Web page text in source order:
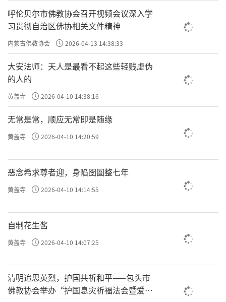
二〇一〇年二月，传印长老八十三岁。在中国
佛教协会第八次全国代表会议上，他当选为会
长。耄耋之年，担此重任，于他而言，无疑是
一种挑战。但他没有推辞——法脉相承，唯有以
身心奉尘刹。而这段出任中国佛教协会会长的
历史片段，则在《京城荷担》中化作沉稳而深
远的旋律，呈现出一位长者“以身荷法”的责
呼伦贝尔市佛教协会召开视频会议深入学
习贯彻自治区佛协相关文件精神
内蒙古佛教协会 2026-04-13 14:38:33
大安法师：天人是最看不起这些轻贱虚伪
的人的
黄盖寺 2026-04-10 14:38:16
无常是常，顺应无常即是随缘
黄盖寺 2026-04-10 14:20:59
恶念希求尊者迎，身陷囹圄整七年
黄盖寺 2026-04-10 14:14:55
自制花生酱
黄盖寺 2026-04-10 14:07:25
清明追思英烈，护国共祈和平——包头市
佛教协会举办“护国息灾祈福法会暨爱国